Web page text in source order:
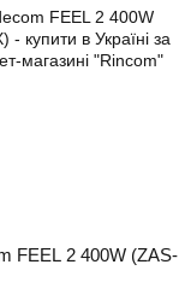
FEEL 2 400W (ZAS-